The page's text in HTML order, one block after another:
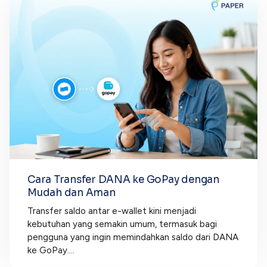
Cara Transfer DANA ke GoPay dengan
Mudah dan Aman
Transfer saldo antar e-wallet kini menjadi
kebutuhan yang semakin umum, termasuk bagi
pengguna yang ingin memindahkan saldo dari DANA
ke GoPay....